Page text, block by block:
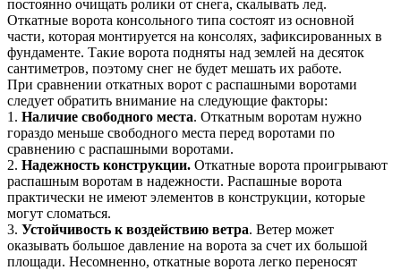
постоянно очищать ролики от снега, скалывать лед.
Откатные ворота консольного типа состоят из основной
части, которая монтируется на консолях, зафиксированных в
фундаменте. Такие ворота подняты над землей на десяток
сантиметров, поэтому снег не будет мешать их работе.
При сравнении откатных ворот с распашными воротами
следует обратить внимание на следующие факторы:
1. Наличие свободного места. Откатным воротам нужно
гораздо меньше свободного места перед воротами по
сравнению с распашными воротами.
2. Надежность конструкции. Откатные ворота проигрывают
распашным воротам в надежности. Распашные ворота
практически не имеют элементов в конструкции, которые
могут сломаться.
3. Устойчивость к воздействию ветра. Ветер может
оказывать большое давление на ворота за счет их большой
площади. Несомненно, откатные ворота легко переносят